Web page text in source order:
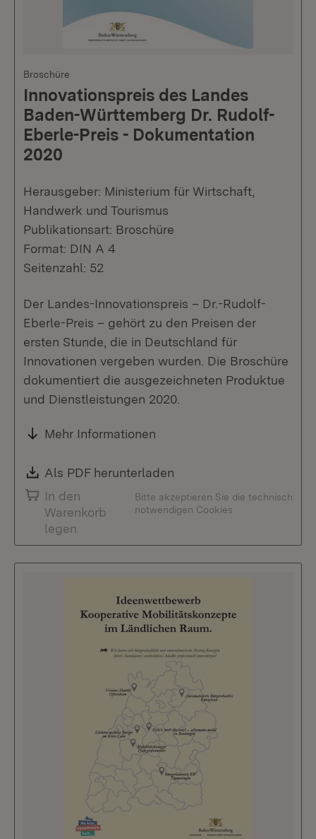
Broschüre
Innovationspreis des Landes
Baden-Württemberg Dr. Rudolf-
Eberle-Preis - Dokumentation
2020
Herausgeber: Ministerium für Wirtschaft,
Handwerk und Tourismus
Publikationsart: Broschüre
Format: DIN A 4
Seitenzahl: 52
Der Landes-Innovationspreis – Dr.-Rudolf-
Eberle-Preis – gehört zu den Preisen der
ersten Stunde, die in Deutschland für
Innovationen vergeben wurden. Die Broschüre
dokumentiert die ausgezeichneten Produktue
und Dienstleistungen 2020.
Mehr Informationen
Download:
Als PDF herunterladen
In den
Warenkorb
legen
Bitte akzeptieren Sie die technisch
notwendigen Cookies